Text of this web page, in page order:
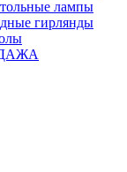
лампы
гирлянды